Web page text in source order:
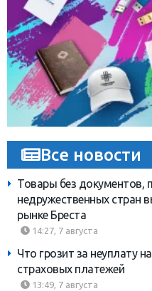
Все новости
Товары без документов,
недружественных стран
рынке Бреста
14:27, 7 августа
Что грозит за неуплату
страховых платежей
13:49, 7 августа